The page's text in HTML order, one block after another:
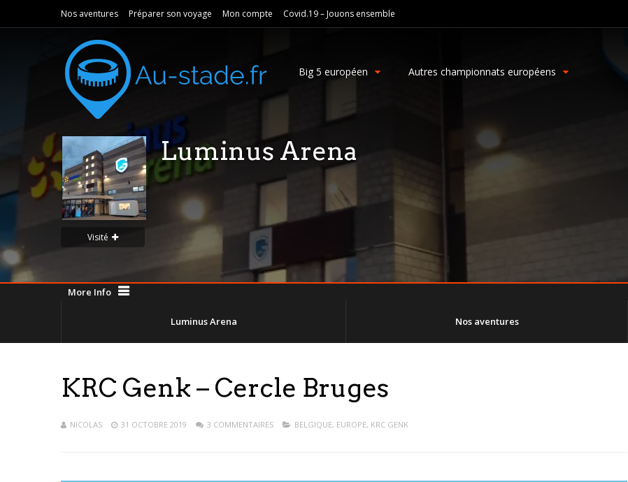
Nos aventures Préparer son voyage Mon compte Covid.19 – Jouons ensemble
Big 5 européen Autres championnats européens
Visité
Luminus Arena
More Info
Luminus Arena Nos aventures
KRC Genk – Cercle Bruges
NICOLAS 31 OCTOBRE 2019 3 COMMENTAIRES BELGIQUE, EUROPE, KRC GENK